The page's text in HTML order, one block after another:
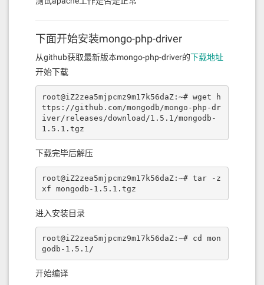
下面开始安装mongo-php-driver
从github获取最新版本mongo-php-driver的下载地址
开始下载
root@iZ2zea5mjpcmz9m17k56daZ:~# wget h
ttps://github.com/mongodb/mongo-php-dr
iver/releases/download/1.5.1/mongodb-
1.5.1.tgz
下载完毕后解压
root@iZ2zea5mjpcmz9m17k56daZ:~# tar -z
xf mongodb-1.5.1.tgz
进入安装目录
root@iZ2zea5mjpcmz9m17k56daZ:~# cd mon
godb-1.5.1/
开始编译